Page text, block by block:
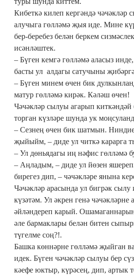
Кибеткә килеп кергәндә чәчәкләр
алучыга гөлләмә җыя иде. Мине
бер-беребез белән беркем
исәнләштек.
– Бүген кемгә гөлләмә аласыз
басты ул алдагы сатучыны
– Бүген минем өчен бик
матур гөлләмә кирәк. Кәләш өчен!
Чәчәкләр сылуы агарып
торган күзләре шунда ук
– Сезнең өчен бик шатмын.
җыйыйм, – диде ул читкә карарга
– Ул дөньядагы иң нәфис гөлләмә
– Аңладым, – диде ул йөзен
бирегез дип, – чәчәкләре янына
Чәчәкләр арасында ул бигрәк
күзәтәм. Ул әкрен генә чәчәкләрне
әйләндереп карый.
әле бармаклары белән битен
түгелме соң?!.
Башка көннәрне гөлләмә җыйган
идек. Бүген чәчәкләр сылуы бер
кәефе юктыр, күрәсең, дип, артык